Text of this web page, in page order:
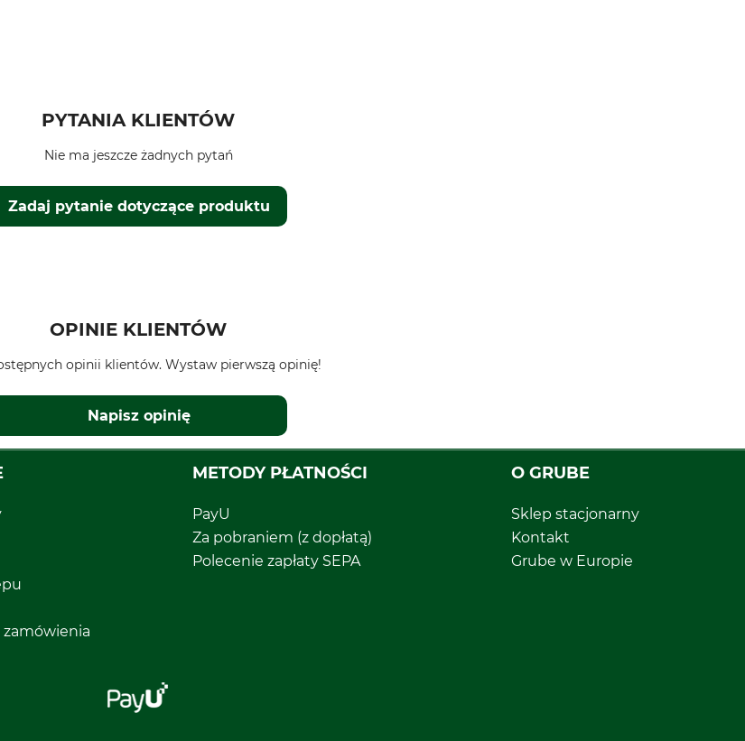
PYTANIA KLIENTÓW
Zadaj pytanie dotyczące produktu
Nie ma jeszcze żadnych pytań
OPINIE KLIENTÓW
opinii klientów. Wystaw pierwszą opinię!
Napisz opinię
METODY PŁATNOŚCI
PayU
Za pobraniem (z dopłatą)
Polecenie zapłaty SEPA
O GRUBE
Sklep stacjonarny
Kontakt
Grube w Europie